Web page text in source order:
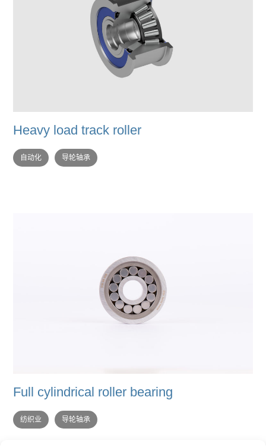
Heavy load track roller
自动化 导轮轴承
Full cylindrical roller bearing
纺织业 导轮轴承